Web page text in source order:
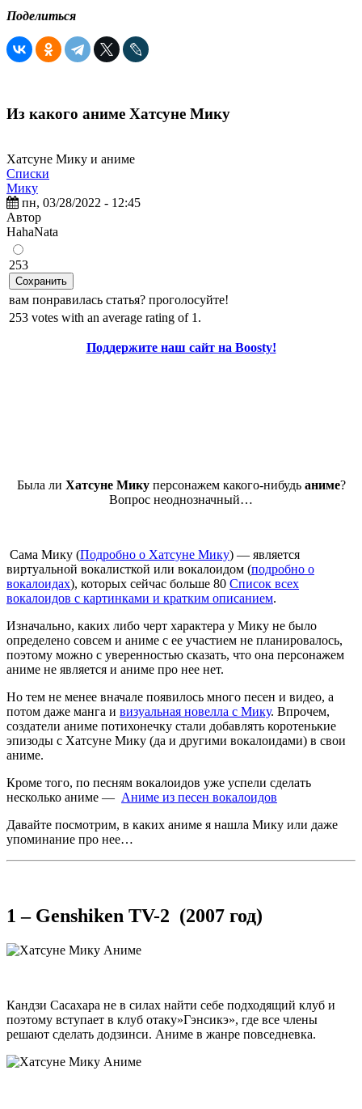
Поделиться
Из какого аниме Хатсуне Мику
Хатсуне Мику и аниме
Списки
Мику
пн, 03/28/2022 - 12:45
Автор
HahaNata
253
Сохранить
вам понравилась статья? проголосуйте!
253 votes with an average rating of 1.
Поддержите наш сайт на Boosty!
Была ли Хатсуне Микуперсонажем какого-нибудь аниме?
Вопрос неоднозначный…
Сама Мику (Подробно о Хатсуне Мику) — является
виртуальной вокалисткой или вокалоидом (подробно о
вокалоидах), которых сейчас больше 80 Список всех
вокалоидов с картинками и кратким описанием.
Изначально, каких либо черт характера у Мику не было
определено совсем и аниме с ее участием не планировалось,
поэтому можно с уверенностью сказать, что она персонажем
аниме не является и аниме про нее нет.
Но тем не менее вначале появилось много песен и видео, а
потом даже манга и визуальная новелла с Мику. Впрочем,
создатели аниме потихонечку стали добавлять коротенькие
эпизоды с Хатсуне Мику (да и другими вокалоидами) в свои
аниме.
Кроме того, по песням вокалоидов уже успели сделать
несколько аниме — Аниме из песен вокалоидов
Давайте посмотрим, в каких аниме я нашла Мику или даже
упоминание про нее…
1 – Genshiken TV-2 (2007 год)
Кандзи Сасахара не в силах найти себе подходящий клуб и
поэтому вступает в клуб отаку»Гэнсикэ», где все члены
решают сделать додзинси. Аниме в жанре повседневка.